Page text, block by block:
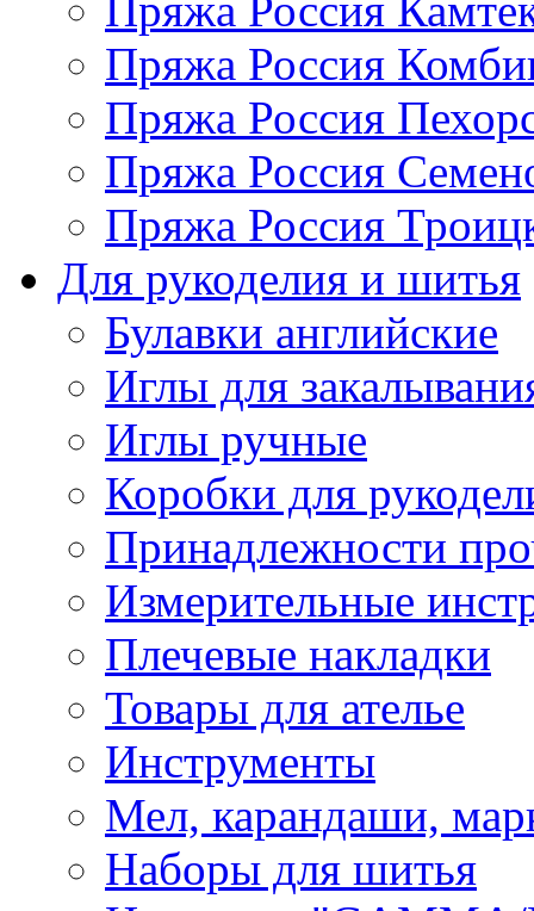
Пряжа Россия
Пряжа Россия
Пряжа Россия
Пряжа Россия
Для рукоделия и шитья
Булавки английские
Иглы для
Иглы ручные
Коробки для
Принадлежности
Измерительные
Плечевые накладки
Товары для ателье
Инструменты
Мел, карандаши,
Наборы для шитья